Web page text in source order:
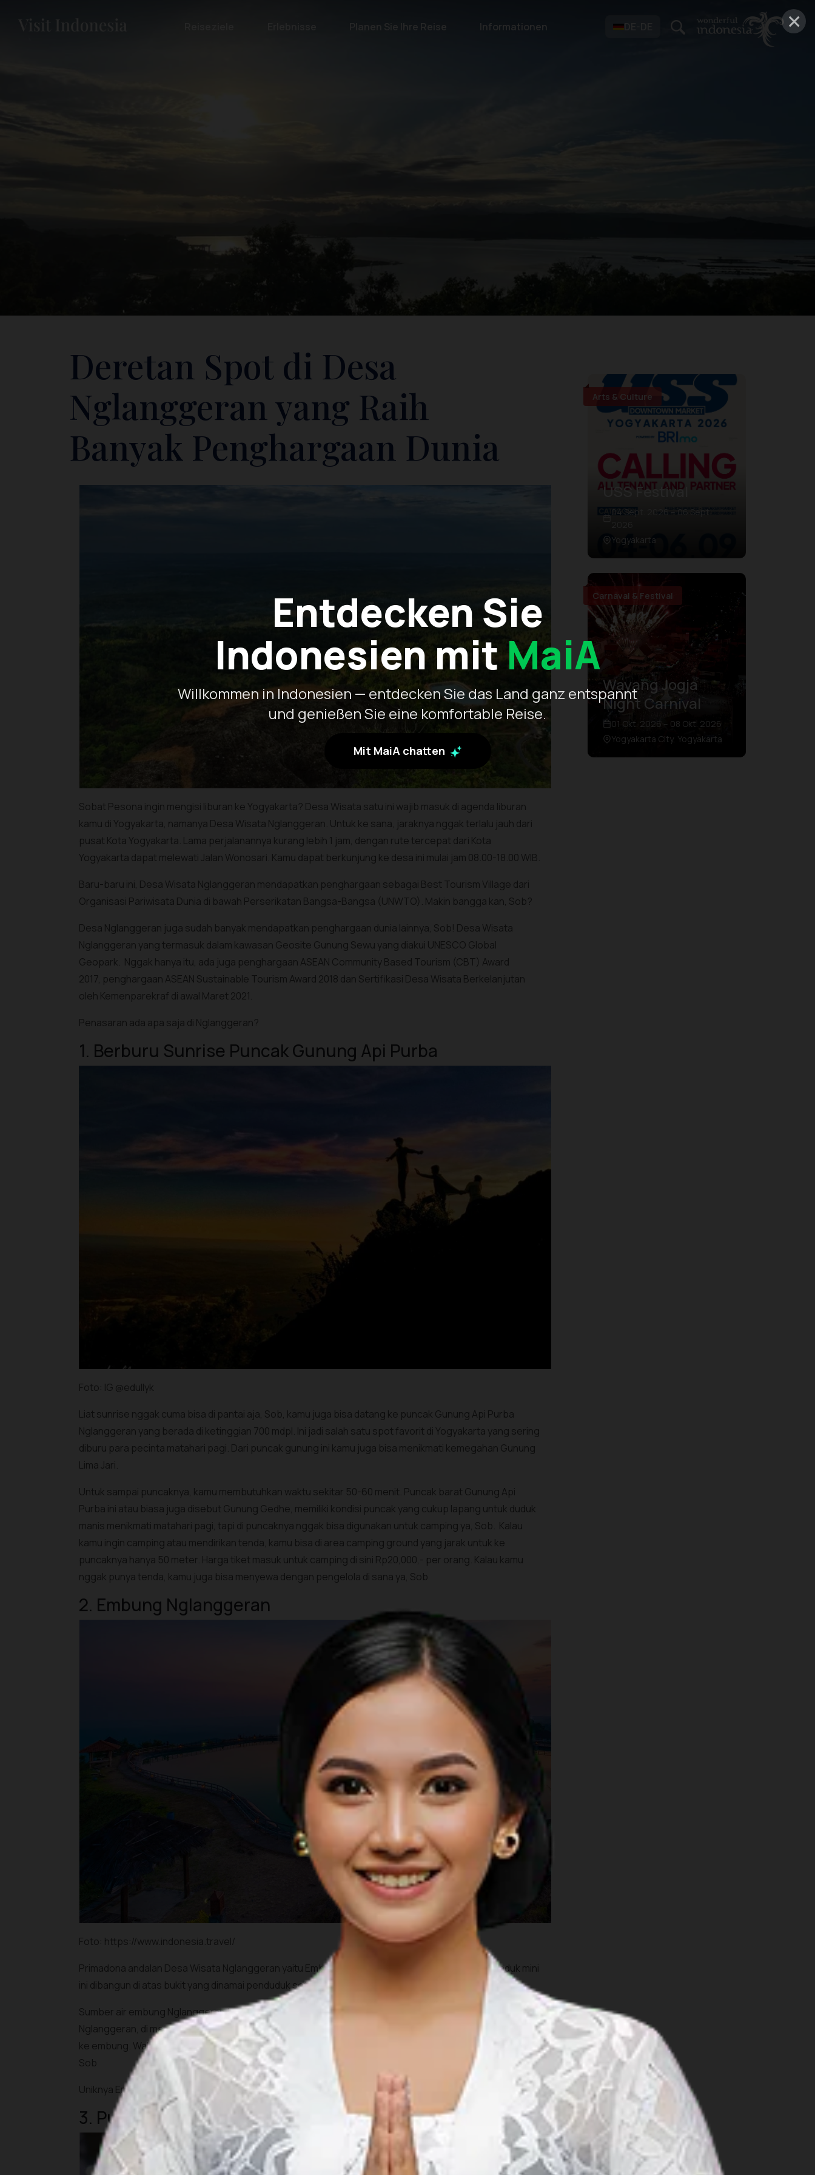
×
Entdecken Sie
Indonesien mitMaiA
Willkommen in Indonesien — entdecken Sie das Land ganz entspannt
und genießen Sie eine komfortable Reise.
Mit MaiA chatten
Planen Sie Ihre Reise Informationen DE-DE
Deretan Spot di Desa
Nglanggeran yang Raih
Banyak Penghargaan Dunia
Sobat Pesona ingin mengisi liburan ke Yogyakarta? Desa Wisata satu ini wajib masuk di agenda liburan
kamu di Yogyakarta, namanya Desa Wisata Nglanggeran. Untuk ke sana, jaraknya nggak terlalu jauh dari
pusat Kota Yogyakarta. Lama perjalanannya kurang lebih 1 jam, dengan rute tercepat dari Kota
Yogyakarta dapat melewati Jalan Wonosari. Kamu dapat berkunjung ke desa ini mulai jam 08.00-18.00 WIB.
Baru-baru ini, Desa Wisata Nglanggeran mendapatkan penghargaan sebagai Best Tourism Village dari
Organisasi Pariwisata Dunia di bawah Perserikatan Bangsa-Bangsa (UNWTO). Makin bangga kan, Sob?
Desa Nglanggeran juga sudah banyak mendapatkan penghargaan dunia lainnya, Sob! Desa Wisata
Nglanggeran yang termasuk dalam kawasan Geosite Gunung Sewu yang diakui UNESCO Global
Geopark. Nggak hanya itu, ada juga penghargaan ASEAN Community Based Tourism (CBT) Award
2017, penghargaan ASEAN Sustainable Tourism Award 2018 dan Sertifikasi Desa Wisata Berkelanjutan
oleh Kemenparekraf di awal Maret 2021.
Penasaran ada apa saja di Nglanggeran?
1. Berburu Sunrise Puncak Gunung Api Purba
Foto: IG @edullyk
Liat sunrise nggak cuma bisa di pantai aja, Sob, kamu juga bisa datang ke puncak Gunung Api Purba
Nglanggeran yang berada di ketinggian 700 mdpl. Ini jadi salah satu spot favorit di Yogyakarta yang sering
diburu para pecinta matahari pagi. Dari puncak gunung ini kamu juga bisa menikmati kemegahan Gunung
Lima Jari.
Untuk sampai puncaknya, kamu membutuhkan waktu sekitar 50-60 menit. Puncak barat Gunung Api
Purba ini atau biasa juga disebut Gunung Gedhe, memiliki kondisi puncak yang cukup lapang untuk duduk
manis menikmati matahari pagi, tapi di puncaknya nggak bisa digunakan untuk camping ya, Sob. Kalau
kamu ingin camping atau mendirikan tenda, kamu bisa di area camping ground yang jarak untuk ke
puncaknya hanya 50 meter. Harga tiket masuk untuk camping di sini Rp20,000,- per orang. Kalau kamu
nggak punya tenda, kamu juga bisa menyewa dengan pengelola di sana ya, Sob
2. Embung Nglanggeran
Foto: https://www.indonesia.travel/
Primadona andalan Desa Wisata Nglanggeran yaitu Embung atau telaga buatan Nglanggeran. Waduk mini
ini dibangun di atas bukit yang dinamai penduduk setempat sebagai gunung Gandu.
Sumber air embung Nglanggeran bermula dari mata air yang berada di lereng gunung api purba
Nglanggeran, di mana terdapat dua buah pipa yang menyalurkan air dari sumber mata air yang mengarah
ke embung. Walaupun ini danau buatan, di sini nggak diperbolehkan untuk berenang atau memancing ya,
Sob
Uniknya Embung Nglanggeran, punya panorama alam terbaik untuk menikmati sunrise dan sunset juga.
3. Pusat Oleh-oleh Coklat
Arts & Culture
USS Festival
04 Sept. 2026 – 06 Sept.
Yogyakarta
Carnaval & Festival
Wayang Jogja
Night Carnival
01 Okt. 2026 – 08 Okt. 2026
Yogyakarta City, Yogyakarta